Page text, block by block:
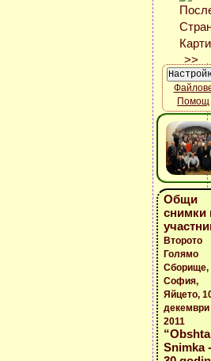
Помощ
Общи
снимки
Второто
Голямо
Сборище,
София,
Яйцето,
декември
2011
“Obshta
Snimka -